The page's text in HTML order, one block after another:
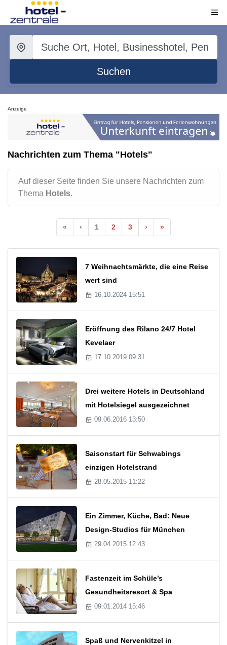
Suchen
Anzeige
Nachrichten zum Thema "Hotels"
Auf dieser Seite finden Sie unsere Nachrichten zum
Thema Hotels.
« ‹ 1 2 3 › »
7 Weihnachtsmärkte, die eine Reise
wert sind
16.10.2024 15:51
Eröffnung des Rilano 24/7 Hotel
Kevelaer
17.10.2019 09:31
Drei weitere Hotels in Deutschland
mit Hotelsiegel ausgezeichnet
09.06.2016 13:50
Saisonstart für Schwabings
einzigen Hotelstrand
28.05.2015 11:22
Ein Zimmer, Küche, Bad: Neue
Design-Studios für München
29.04.2015 12:43
Fastenzeit im Schüle’s
Gesundheitsresort & Spa
09.01.2014 15:46
Spaß und Nervenkitzel in